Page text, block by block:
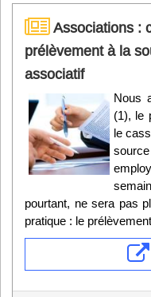
Associations :
prélèvement à la
associatif
Nous
(1), le
le
pourtant, ne sera pas
pratique : le